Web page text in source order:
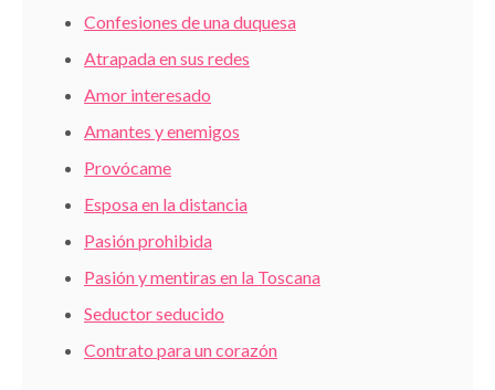
Confesiones de una duquesa
Atrapada en sus redes
Amor interesado
Amantes y enemigos
Provócame
Esposa en la distancia
Pasión prohibida
Pasión y mentiras en la Toscana
Seductor seducido
Contrato para un corazón